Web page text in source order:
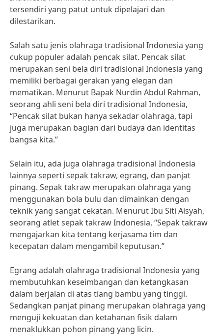
tersendiri yang patut untuk dipelajari dan
dilestarikan.
Salah satu jenis olahraga tradisional Indonesia yang
cukup populer adalah pencak silat. Pencak silat
merupakan seni bela diri tradisional Indonesia yang
memiliki berbagai gerakan yang elegan dan
mematikan. Menurut Bapak Nurdin Abdul Rahman,
seorang ahli seni bela diri tradisional Indonesia,
“Pencak silat bukan hanya sekadar olahraga, tapi
juga merupakan bagian dari budaya dan identitas
bangsa kita.”
Selain itu, ada juga olahraga tradisional Indonesia
lainnya seperti sepak takraw, egrang, dan panjat
pinang. Sepak takraw merupakan olahraga yang
menggunakan bola bulu dan dimainkan dengan
teknik yang sangat cekatan. Menurut Ibu Siti Aisyah,
seorang atlet sepak takraw Indonesia, “Sepak takraw
mengajarkan kita tentang kerjasama tim dan
kecepatan dalam mengambil keputusan.”
Egrang adalah olahraga tradisional Indonesia yang
membutuhkan keseimbangan dan ketangkasan
dalam berjalan di atas tiang bambu yang tinggi.
Sedangkan panjat pinang merupakan olahraga yang
menguji kekuatan dan ketahanan fisik dalam
menaklukkan pohon pinang yang licin.